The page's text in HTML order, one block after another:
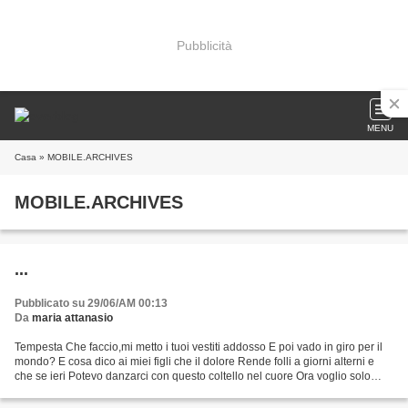
Pubblicità
MENU
Casa » MOBILE.ARCHIVES
MOBILE.ARCHIVES
...
Pubblicato su 29/06/AM 00:13
Da maria attanasio
Tempesta Che faccio,mi metto i tuoi vestiti addosso E poi vado in giro per il
mondo? E cosa dico ai miei figli che il dolore Rende folli a giorni alterni e
che se ieri Potevo danzarci con questo coltello nel cuore Ora voglio solo